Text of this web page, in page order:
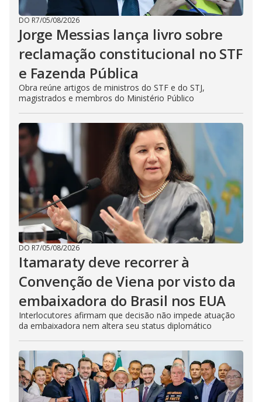
DO R7/05/08/2026
Jorge Messias lança livro sobre
reclamação constitucional no STF
e Fazenda Pública
Obra reúne artigos de ministros do STF e do STJ,
magistrados e membros do Ministério Público
DO R7/05/08/2026
Itamaraty deve recorrer à
Convenção de Viena por visto da
embaixadora do Brasil nos EUA
Interlocutores afirmam que decisão não impede atuação
da embaixadora nem altera seu status diplomático